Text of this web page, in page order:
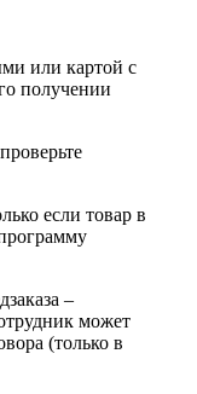
или картой с
получении
если товар в
–
может
(только в